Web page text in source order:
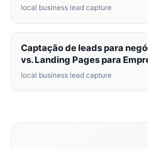
local business lead capture
Captação de leads para
vs. Landing Pages para
local business lead capture